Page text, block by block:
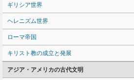
ギリシア世界
ヘレニズム世界
ローマ帝国
キリスト教の成立と発展
アジア・アメリカの古代文明